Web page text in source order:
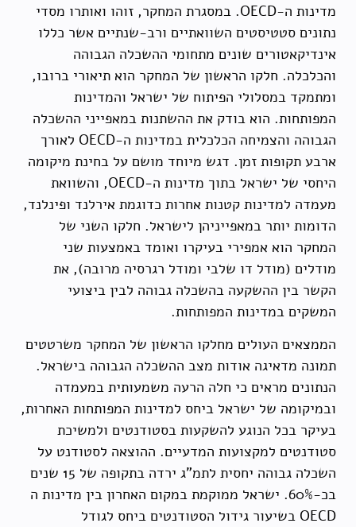
מדינות ה-OECD. במסגרת המחקר, זוהו ואותרו מסדי
נתונים סטטיסטים השוואתיים ורב-שנתיים אשר כללו
אינדיקאטורים שונים מתחומי ההשכלה הגבוהה
והכלכלה. חלקו הראשון של המחקר הוא תיאורי ברובו,
ומתמקד במסלולי הפיתוח של ישראל והמדינות
המפותחות. הוא בודק את ההשתנות במאפייני ההשכלה
הגבוהה והצמיחה הכלכלית במדינות ה-OECD לאורך
ארבע תקופות זמן. דגש מיוחד מושם על בחינת מיקומה
היחסי של ישראל בתוך מדינות ה-OECD, והשוואת
מעמדה למדינות קטנות אחרות כדוגמת אירלנד ופינלנד,
הדומות יותר במאפייניהן לישראל. חלקו השני של
המחקר הוא אמפירי בעיקרו ואומד באמצעות שני
מודלים (מודל דו שלבי ומודל רגרסיה מרובה), את
הקשר בין ההשקעה בהשכלה גבוהה לבין ביצועי
המשקים במדינות המפותחות.
הממצאים העולים מחלקו הראשון של המחקר משרטטים
תמונה מדאיגה אודות מצב ההשכלה הגבוהה בישראל.
הנתונים מראים כי חלה הרעה משמעותית במעמדה
ובמיקומה של ישראל ביחס למדינות המפותחות האחרות,
בעיקר בכל הנוגע להשקעות בסטודנטים ולמשיכת
סטודנטים למקצועות המדעיים. ההוצאה לסטודנט על
השכלה גבוהה יחסית לתמ"ג ירדה בתקופה של 15 שנים
בכ-60%. ישראל ממוקמת במקום האחרון בין מדינות ה
OECD בשיעור גידול הסטודנטים ביחס לגודל